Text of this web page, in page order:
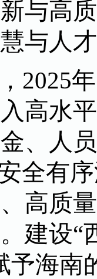
与高
与人
2025
高水
、人
全有
高质
建设“
予海南